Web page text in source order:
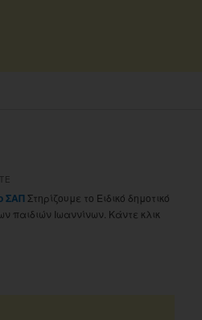
Στηρίζουμε το Ειδικό δημοτικό
παιδιών Ιωαννίνων. Κάντε κλικ